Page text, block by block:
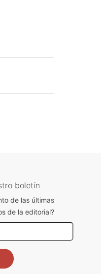
boletín
de las últimas
de la editorial?